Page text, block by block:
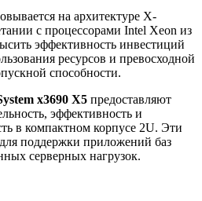
на архитектуре X-
с процессорами Intel Xeon из
эффективность инвестиций
ресурсов и превосходной
способности.
x3690 X5 предоставляют
эффективность и
в компактном корпусе 2U. Эти
поддержки приложений баз
серверных нагрузок.